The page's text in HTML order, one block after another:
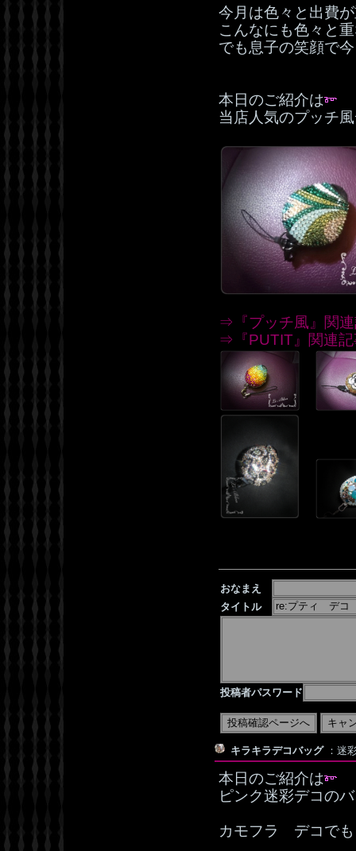
今月は色々と出費
こんなにも色々と
でも息子の笑顔で
本日のご紹介は
当店人気のプッチ
⇒『プッチ風』関
⇒『PUTIT』関連記
おなまえ
タイトル
投稿者パスワード
キラキラデコバッグ ：迷
本日のご紹介は
ピンク迷彩デコの
カモフラ デコでも